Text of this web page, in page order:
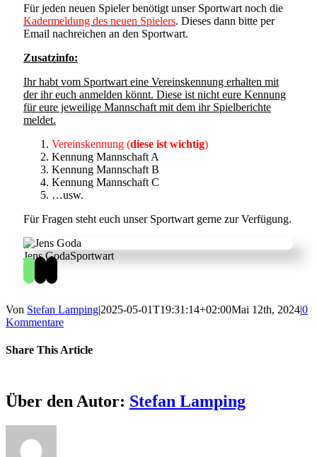
Für jeden neuen Spieler benötigt unser Sportwart noch die
Kadermeldung des neuen Spielers. Dieses dann bitte per
Email nachreichen an den Sportwart.
Zusatzinfo:
Ihr habt vom Sportwart eine Vereinskennung erhalten mit
der ihr euch anmelden könnt. Diese ist nicht eure Kennung
für eure jeweilige Mannschaft mit dem ihr Spielberichte
meldet.
Vereinskennung (diese ist wichtig)
Kennung Mannschaft A
Kennung Mannschaft B
Kennung Mannschaft C
…usw.
Für Fragen steht euch unser Sportwart gerne zur Verfügung.
Jens GodaSportwart
Von Stefan Lamping|2025-05-01T19:31:14+02:00Mai 12th, 2024|0
Kommentare
Share This Article
Mail
Über den Autor: Stefan Lamping